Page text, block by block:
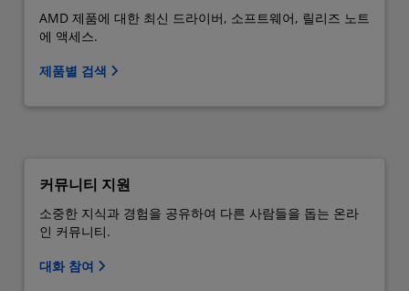
AMD 제품에 대한 최신 드라이버, 소프트웨어, 릴리즈 노트
에 액세스.
제품별 검색
커뮤니티 지원
소중한 지식과 경험을 공유하여 다른 사람들을 돕는 온라
인 커뮤니티.
대화 참여